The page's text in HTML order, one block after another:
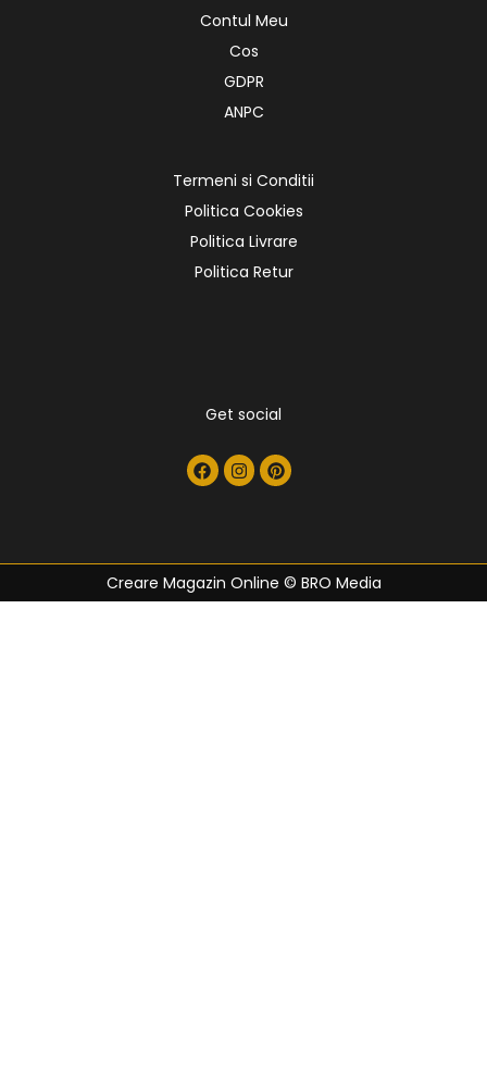
Contul Meu
Cos
GDPR
ANPC
Termeni si Conditii
Politica Cookies
Politica Livrare
Politica Retur
Get social
Creare Magazin Online © BRO Media